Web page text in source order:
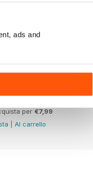
ads and
per €7,99
Al carrello